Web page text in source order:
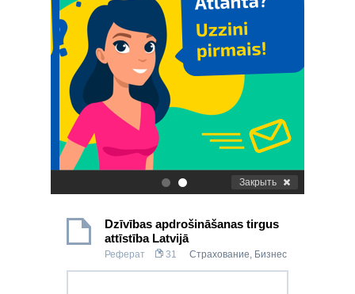
. Закрыть
Dzīvības apdrošināšanas tirgus
attīstība Latvijā
Реферат 31 Страхование, Бизнес